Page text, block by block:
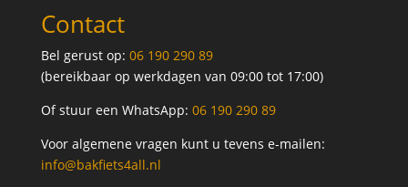
Contact
Bel gerust op: 06 190 290 89
(bereikbaar op werkdagen van 09:00 tot 17:00)
Of stuur een WhatsApp: 06 190 290 89
Voor algemene vragen kunt u tevens e-mailen:
info@bakfiets4all.nl